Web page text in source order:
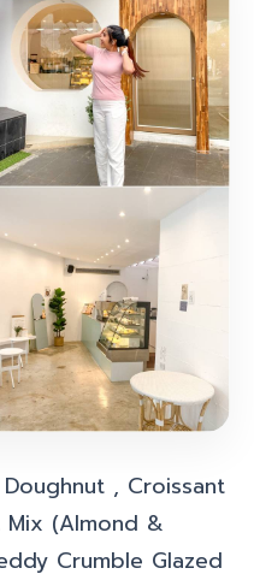
Doughnut , Croissant
Mix (Almond &
Crumble Glazed